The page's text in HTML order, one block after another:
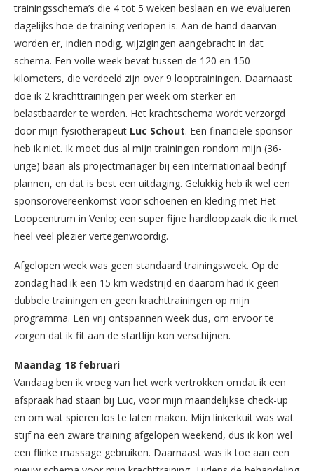
trainingsschema’s die 4 tot 5 weken beslaan en we evalueren
dagelijks hoe de training verlopen is. Aan de hand daarvan
worden er, indien nodig, wijzigingen aangebracht in dat
schema. Een volle week bevat tussen de 120 en 150
kilometers, die verdeeld zijn over 9 looptrainingen. Daarnaast
doe ik 2 krachttrainingen per week om sterker en
belastbaarder te worden. Het krachtschema wordt verzorgd
door mijn fysiotherapeut Luc Schout. Een financiële sponsor
heb ik niet. Ik moet dus al mijn trainingen rondom mijn (36-
urige) baan als projectmanager bij een internationaal bedrijf
plannen, en dat is best een uitdaging. Gelukkig heb ik wel een
sponsorovereenkomst voor schoenen en kleding met Het
Loopcentrum in Venlo; een super fijne hardloopzaak die ik met
heel veel plezier vertegenwoordig.
Afgelopen week was geen standaard trainingsweek. Op de
zondag had ik een 15 km wedstrijd en daarom had ik geen
dubbele trainingen en geen krachttrainingen op mijn
programma. Een vrij ontspannen week dus, om ervoor te
zorgen dat ik fit aan de startlijn kon verschijnen.
Maandag 18 februari
Vandaag ben ik vroeg van het werk vertrokken omdat ik een
afspraak had staan bij Luc, voor mijn maandelijkse check-up
en om wat spieren los te laten maken. Mijn linkerkuit was wat
stijf na een zware training afgelopen weekend, dus ik kon wel
een flinke massage gebruiken. Daarnaast was ik toe aan een